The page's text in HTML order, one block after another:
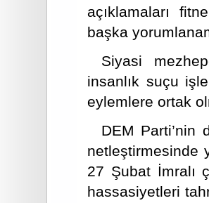
açıklamaları
başka
Siyasi
insanlık suçu
eylemlere ortak
DEM Parti’nin
netleştirmesinde
27 Şubat İmralı
hassasiyetleri